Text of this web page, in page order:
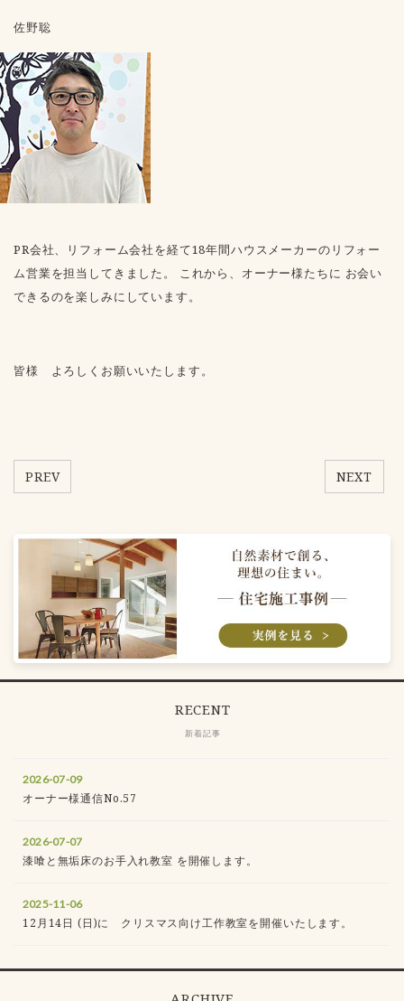
佐野聡
PR会社、リフォーム会社を経て18年間ハウスメーカーのリフォー
ム営業を担当してきました。 これから、オーナー様たちに お会い
できるのを楽しみにしています。
皆様 よろしくお願いいたします。
PREV NEXT
RECENT
新着記事
2026-07-09
オーナー様通信No.57
2026-07-07
漆喰と無垢床のお手入れ教室 を開催します。
2025-11-06
12月14日 (日)に クリスマス向け工作教室を開催いたします。